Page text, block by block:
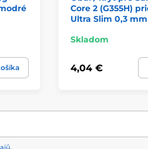
Core 2 (G355H)
Ultra Slim 0,3 mm
Skladom
4,04 €
.